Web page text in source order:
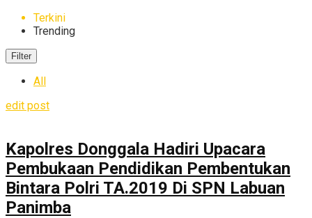
Terkini
Trending
Filter
All
edit post
Kapolres Donggala Hadiri Upacara
Pembukaan Pendidikan Pembentukan
Bintara Polri TA.2019 Di SPN Labuan
Panimba